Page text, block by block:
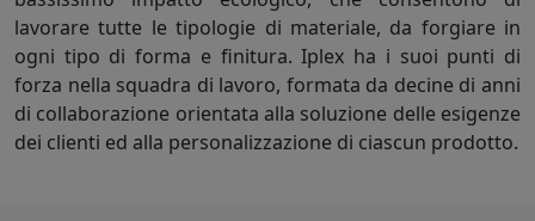
lavorare tutte le tipologie di materiale, da forgiare in
ogni tipo di forma e finitura. Iplex ha i suoi punti di
forza nella squadra di lavoro, formata da decine di anni
di collaborazione orientata alla soluzione delle esigenze
dei clienti ed alla personalizzazione di ciascun prodotto.